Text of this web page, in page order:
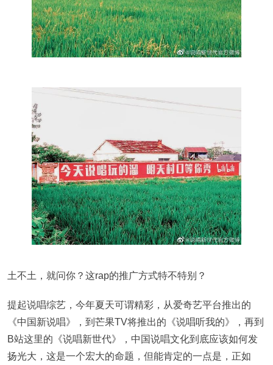
土不土，就问你？这rap的推广方式特不特别？
提起说唱综艺，今年夏天可谓精彩，从爱奇艺平台推出的
《中国新说唱》，到芒果TV将推出的《说唱听我的》，再到
B站这里的《说唱新世代》，中国说唱文化到底应该如何发
扬光大，这是一个宏大的命题，但能肯定的一点是，正如